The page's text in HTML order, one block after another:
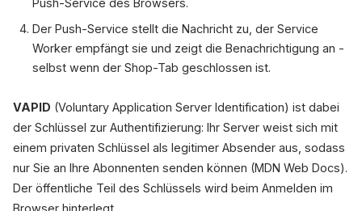
Push-Service des Browsers.
Der Push-Service stellt die Nachricht zu, der Service
Worker empfängt sie und zeigt die Benachrichtigung an -
selbst wenn der Shop-Tab geschlossen ist.
VAPID (Voluntary Application Server Identification) ist dabei
der Schlüssel zur Authentifizierung: Ihr Server weist sich mit
einem privaten Schlüssel als legitimer Absender aus, sodass
nur Sie an Ihre Abonnenten senden können (MDN Web Docs).
Der öffentliche Teil des Schlüssels wird beim Anmelden im
Browser hinterlegt.